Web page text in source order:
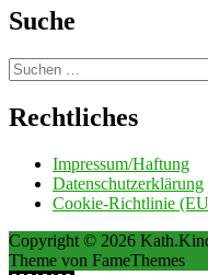
Suche
Suchen
nach:
Rechtliches
Impressum/Haftung
Datenschutzerklärung
Cookie-Richtlinie
Copyright © 2026
Theme von FameThemes